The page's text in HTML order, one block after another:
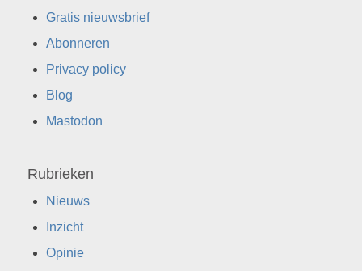
Gratis nieuwsbrief
Abonneren
Privacy policy
Blog
Mastodon
Rubrieken
Nieuws
Inzicht
Opinie